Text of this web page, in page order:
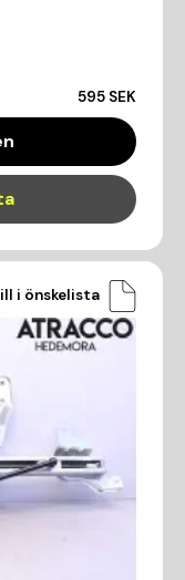
595 SEK
i önskelista